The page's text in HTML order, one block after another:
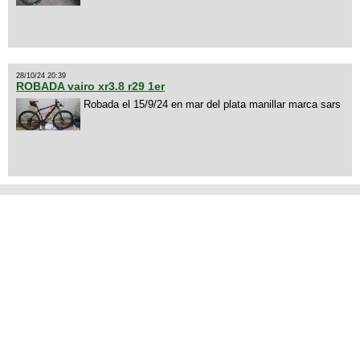
28/10/24 20:39
ROBADA vairo xr3.8 r29 1er
Robada el 15/9/24 en mar del plata manillar marca sars